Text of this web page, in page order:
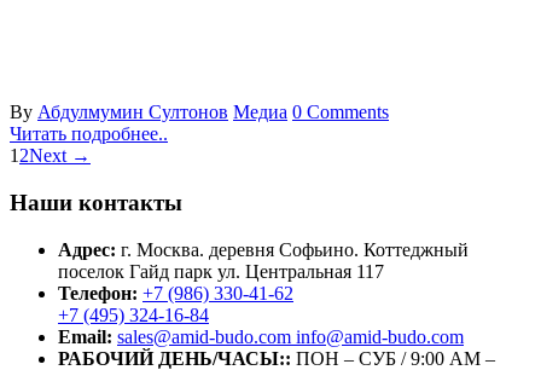
By Абдулмумин Султонов Медиа 0 Comments
Читать подробнее..
12Next →
Наши контакты
Адрес: г. Москва. деревня Софьино. Коттеджный
поселок Гайд парк ул. Центральная 117
Телефон: +7 (986) 330-41-62
+7 (495) 324-16-84
Email: sales@amid-budo.com info@amid-budo.com
РАБОЧИЙ ДЕНЬ/ЧАСЫ:: ПОН – СУБ / 9:00 AM –